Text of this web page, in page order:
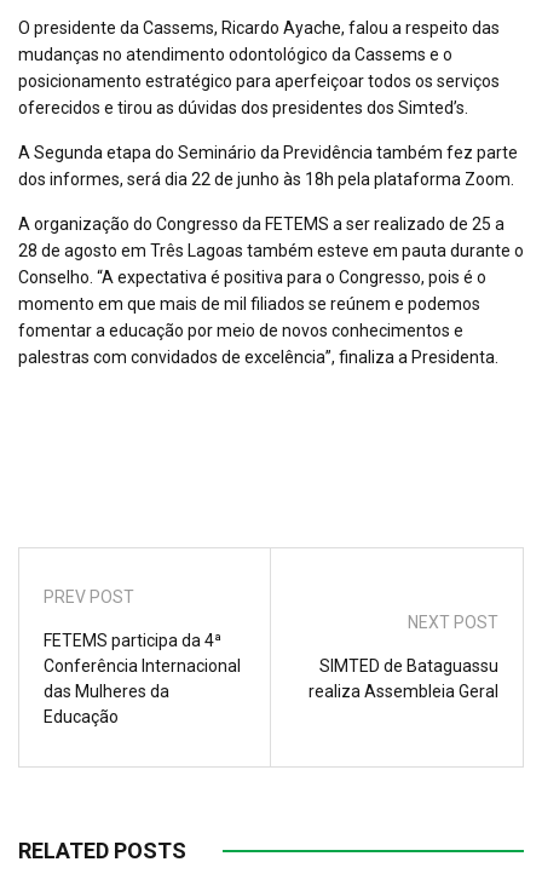
O presidente da Cassems, Ricardo Ayache, falou a respeito das
mudanças no atendimento odontológico da Cassems e o
posicionamento estratégico para aperfeiçoar todos os serviços
oferecidos e tirou as dúvidas dos presidentes dos Simted’s.
A Segunda etapa do Seminário da Previdência também fez parte
dos informes, será dia 22 de junho às 18h pela plataforma Zoom.
A organização do Congresso da FETEMS a ser realizado de 25 a
28 de agosto em Três Lagoas também esteve em pauta durante o
Conselho. “A expectativa é positiva para o Congresso, pois é o
momento em que mais de mil filiados se reúnem e podemos
fomentar a educação por meio de novos conhecimentos e
palestras com convidados de excelência”, finaliza a Presidenta.
PREV POST
FETEMS participa da 4ª
Conferência Internacional
das Mulheres da
Educação
NEXT POST
SIMTED de Bataguassu
realiza Assembleia Geral
RELATED POSTS